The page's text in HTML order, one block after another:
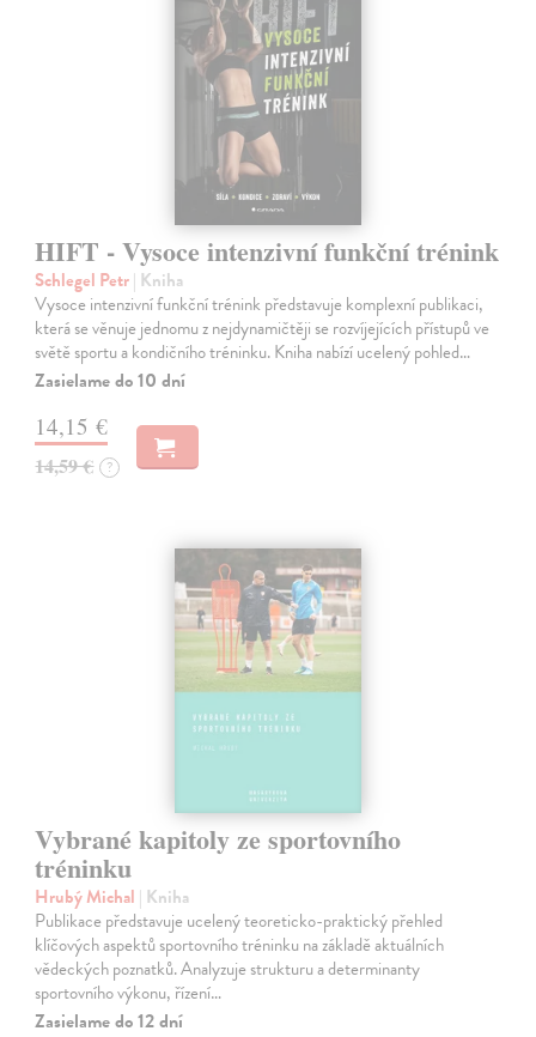
HIFT - Vysoce intenzivní funkční trénink
Schlegel Petr| Kniha
Vysoce intenzivní funkční trénink představuje komplexní publikaci,
která se věnuje jednomu z nejdynamičtěji se rozvíjejících přístupů ve
světě sportu a kondičního tréninku. Kniha nabízí ucelený pohled…
Zasielame do 10 dní
14,15 €
14,59 € ?
Vybrané kapitoly ze sportovního
tréninku
Hrubý Michal | Kniha
Publikace představuje ucelený teoreticko-praktický přehled
klíčových aspektů sportovního tréninku na základě aktuálních
vědeckých poznatků. Analyzuje strukturu a determinanty
sportovního výkonu, řízení…
Zasielame do 12 dní